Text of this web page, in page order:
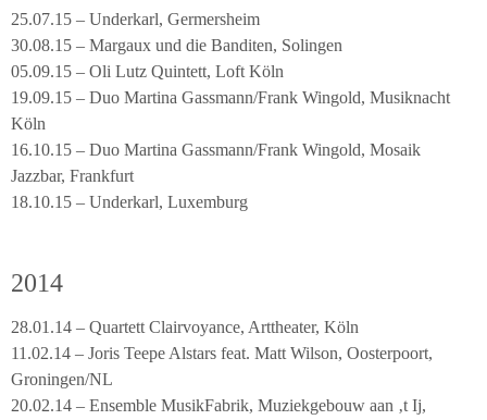
25.07.15 – Underkarl, Germersheim
30.08.15 – Margaux und die Banditen, Solingen
05.09.15 – Oli Lutz Quintett, Loft Köln
19.09.15 – Duo Martina Gassmann/Frank Wingold, Musiknacht
Köln
16.10.15 – Duo Martina Gassmann/Frank Wingold, Mosaik
Jazzbar, Frankfurt
18.10.15 – Underkarl, Luxemburg
2014
28.01.14 – Quartett Clairvoyance, Arttheater, Köln
11.02.14 – Joris Teepe Alstars feat. Matt Wilson, Oosterpoort,
Groningen/NL
20.02.14 – Ensemble MusikFabrik, Muziekgebouw aan ‚t Ij,